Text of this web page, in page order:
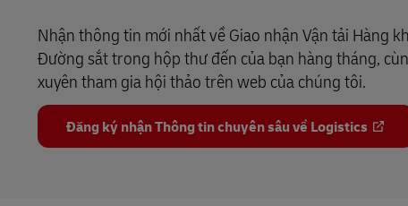
Nhận thông tin mới nhất về Giao nhận Vận tải Hàng
Đường sắt trong hộp thư đến của bạn hàng tháng,
xuyên tham gia hội thảo trên web của chúng tôi.
Đăng ký nhận Thông tin chuyên sâu về Logistics